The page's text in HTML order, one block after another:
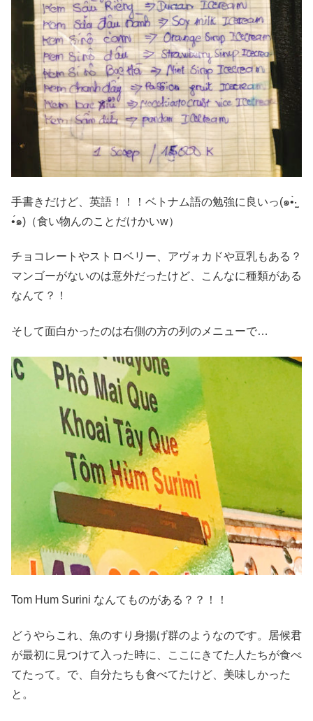
手書きだけど、英語！！！ベトナム語の勉強に良いっ(๑•̀‧̫
•́๑)（食い物んのことだけかいw）
チョコレートやストロベリー、アヴォカドや豆乳もある？
マンゴーがないのは意外だったけど、こんなに種類がある
なんて？！
そして面白かったのは右側の方の列のメニューで…
Tom Hum Surini なんてものがある？？！！
どうやらこれ、魚のすり身揚げ群のようなのです。居候君
が最初に見つけて入った時に、ここにきてた人たちが食べ
てたって。で、自分たちも食べてたけど、美味しかった
と。